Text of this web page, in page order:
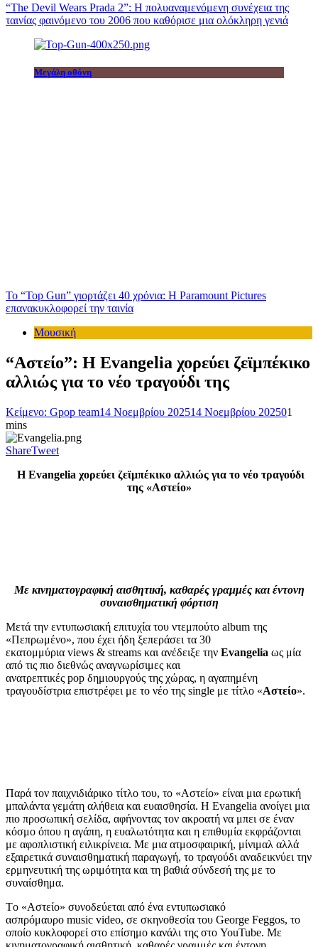
“The Devil Wears Prada 2”: Η πολυαναμενόμενη συνέχεια της
ταινίας φαινόμενο του 2006 που καθόρισε μια ολόκληρη γενιά
Μεγάλη οθόνη
Το “Top Gun” γιορτάζει 40 χρόνια: Η Paramount Pictures
επανακυκλοφορεί την ταινία
Μουσική
“Αστείο”: H Evangelia χορεύει ζεϊμπέκικο
αλλιώς για το νέο τραγούδι της
Κείμενο: Gpop team14 Νοεμβρίου 202514 Νοεμβρίου 202501
mins
ShareTweet
H Evangelia χορεύει ζεϊμπέκικο αλλιώς για το νέο τραγούδι
της «Αστείο»
Με κινηματογραφική αισθητική, καθαρές γραμμές και έντονη
συναισθηματική φόρτιση
Μετά την εντυπωσιακή επιτυχία του ντεμπούτο album της
«Πεπρωμένο», που έχει ήδη ξεπεράσει τα 30
εκατομμύρια views & streams και ανέδειξε την Evangelia ως μία
από τις πιο διεθνώς αναγνωρίσιμες και
ανατρεπτικές pop δημιουργούς της χώρας, η αγαπημένη
τραγουδίστρια επιστρέφει με το νέο της single με τίτλο «Αστείο».
Παρά τον παιχνιδιάρικο τίτλο του, το «Αστείο» είναι μια ερωτική
μπαλάντα γεμάτη αλήθεια και ευαισθησία. Η Evangelia ανοίγει μια
πιο προσωπική σελίδα, αφήνοντας τον ακροατή να μπει σε έναν
κόσμο όπου η αγάπη, η ευαλωτότητα και η επιθυμία εκφράζονται
με αφοπλιστική ειλικρίνεια. Με μια ατμοσφαιρική, μίνιμαλ αλλά
εξαιρετικά συναισθηματική παραγωγή, το τραγούδι αναδεικνύει την
ερμηνευτική της ωριμότητα και τη βαθιά σύνδεσή της με το
συναίσθημα.
Τo «Αστείο» συνοδεύεται από ένα εντυπωσιακό
ασπρόμαυρο music video, σε σκηνοθεσία του George Feggos, το
οποίο κυκλοφορεί στο επίσημο κανάλι της στο YouTube. Με